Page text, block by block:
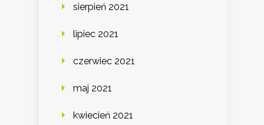
sierpień 2021
lipiec 2021
czerwiec 2021
maj 2021
kwiecień 2021